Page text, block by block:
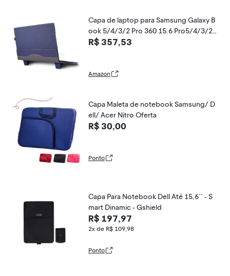
Capa de laptop para Samsung Galaxy B
ook 5/4/3/2 Pro 360 15.6 Pro5/4/3/2
NP950 NT955 NP750 Bolsa de PU com s
R$ 357,53
Amazon
Capa Maleta de notebook Samsung/ D
ell/ Acer Nitro Oferta
R$ 30,00
Ponto
Capa Para Notebook Dell Até 15,6`` - S
mart Dinamic - Gshield
R$ 197,97
2x de R$ 109,98
Ponto